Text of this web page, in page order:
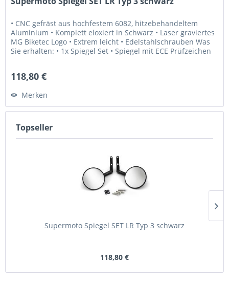
• CNC gefräst aus hochfestem 6082, hitzebehandeltem
Aluminium • Komplett eloxiert in Schwarz • Laser graviertes
MG Biketec Logo • Extrem leicht • Edelstahlschrauben Was
Sie erhalten: • 1x Spiegel Set • Spiegel mit ECE Prüfzeichen
118,80 €
Merken
Topseller
Supermoto Spiegel SET LR Typ 3 schwarz
118,80 €